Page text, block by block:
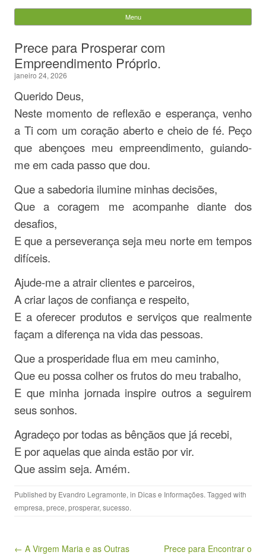
Evandro Legramonte
por:
Menu
Prece para Prosperar com
Empreendimento Próprio.
janeiro 24, 2026
Querido Deus,
Neste momento de reflexão e esperança, venho
a Ti com um coração aberto e cheio de fé. Peço
que abençoes meu empreendimento, guiando-
me em cada passo que dou.
Que a sabedoria ilumine minhas decisões,
Que a coragem me acompanhe diante dos
desafios,
E que a perseverança seja meu norte em tempos
difíceis.
Ajude-me a atrair clientes e parceiros,
A criar laços de confiança e respeito,
E a oferecer produtos e serviços que realmente
façam a diferença na vida das pessoas.
Que a prosperidade flua em meu caminho,
Que eu possa colher os frutos do meu trabalho,
E que minha jornada inspire outros a seguirem
seus sonhos.
Agradeço por todas as bênçãos que já recebi,
E por aquelas que ainda estão por vir.
Que assim seja. Amém.
Published by Evandro Legramonte, in Dicas e Informações. Tagged with
empresa, prece, prosperar, sucesso.
Post navigation
← A Virgem Maria e as Outras
Prece para Encontrar o